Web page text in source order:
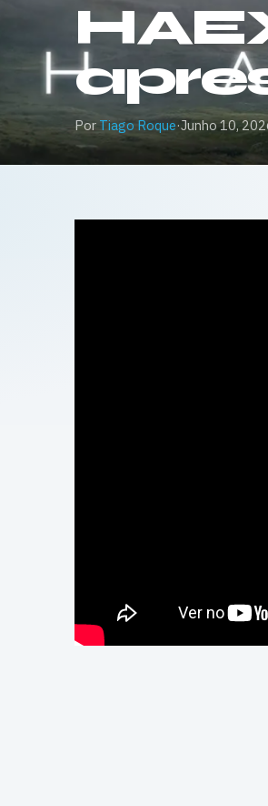
Por Tiago Roque·Junho 10,